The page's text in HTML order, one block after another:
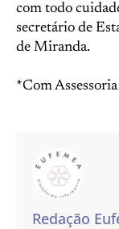
com todo
secretário de
de Miranda.
*Com Assessoria
Redação